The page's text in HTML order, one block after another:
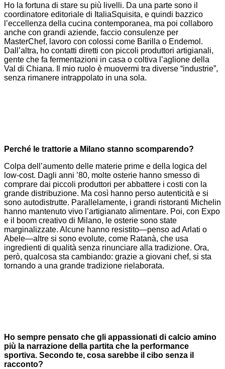
Ho la fortuna di stare su più livelli. Da una parte sono il
coordinatore editoriale di ItaliaSquisita, e quindi bazzico
l’eccellenza della cucina contemporanea, ma poi collaboro
anche con grandi aziende, faccio consulenze per
MasterChef, lavoro con colossi come Barilla o Endemol.
Dall’altra, ho contatti diretti con piccoli produttori artigianali,
gente che fa fermentazioni in casa o coltiva l’aglione della
Val di Chiana. Il mio ruolo è muovermi tra diverse “industrie”,
senza rimanere intrappolato in una sola.
Perché le trattorie a Milano stanno scomparendo?
Colpa dell’aumento delle materie prime e della logica del
low-cost. Dagli anni ’80, molte osterie hanno smesso di
comprare dai piccoli produttori per abbattere i costi con la
grande distribuzione. Ma così hanno perso autenticità e si
sono autodistrutte. Parallelamente, i grandi ristoranti Michelin
hanno mantenuto vivo l’artigianato alimentare. Poi, con Expo
e il boom creativo di Milano, le osterie sono state
marginalizzate. Alcune hanno resistito—penso ad Arlati o
Abele—altre si sono evolute, come Ratanà, che usa
ingredienti di qualità senza rinunciare alla tradizione. Ora,
però, qualcosa sta cambiando: grazie a giovani chef, si sta
tornando a una grande tradizione rielaborata.
Ho sempre pensato che gli appassionati di calcio amino
più la narrazione della partita che la performance
sportiva. Secondo te, cosa sarebbe il cibo senza il
racconto?